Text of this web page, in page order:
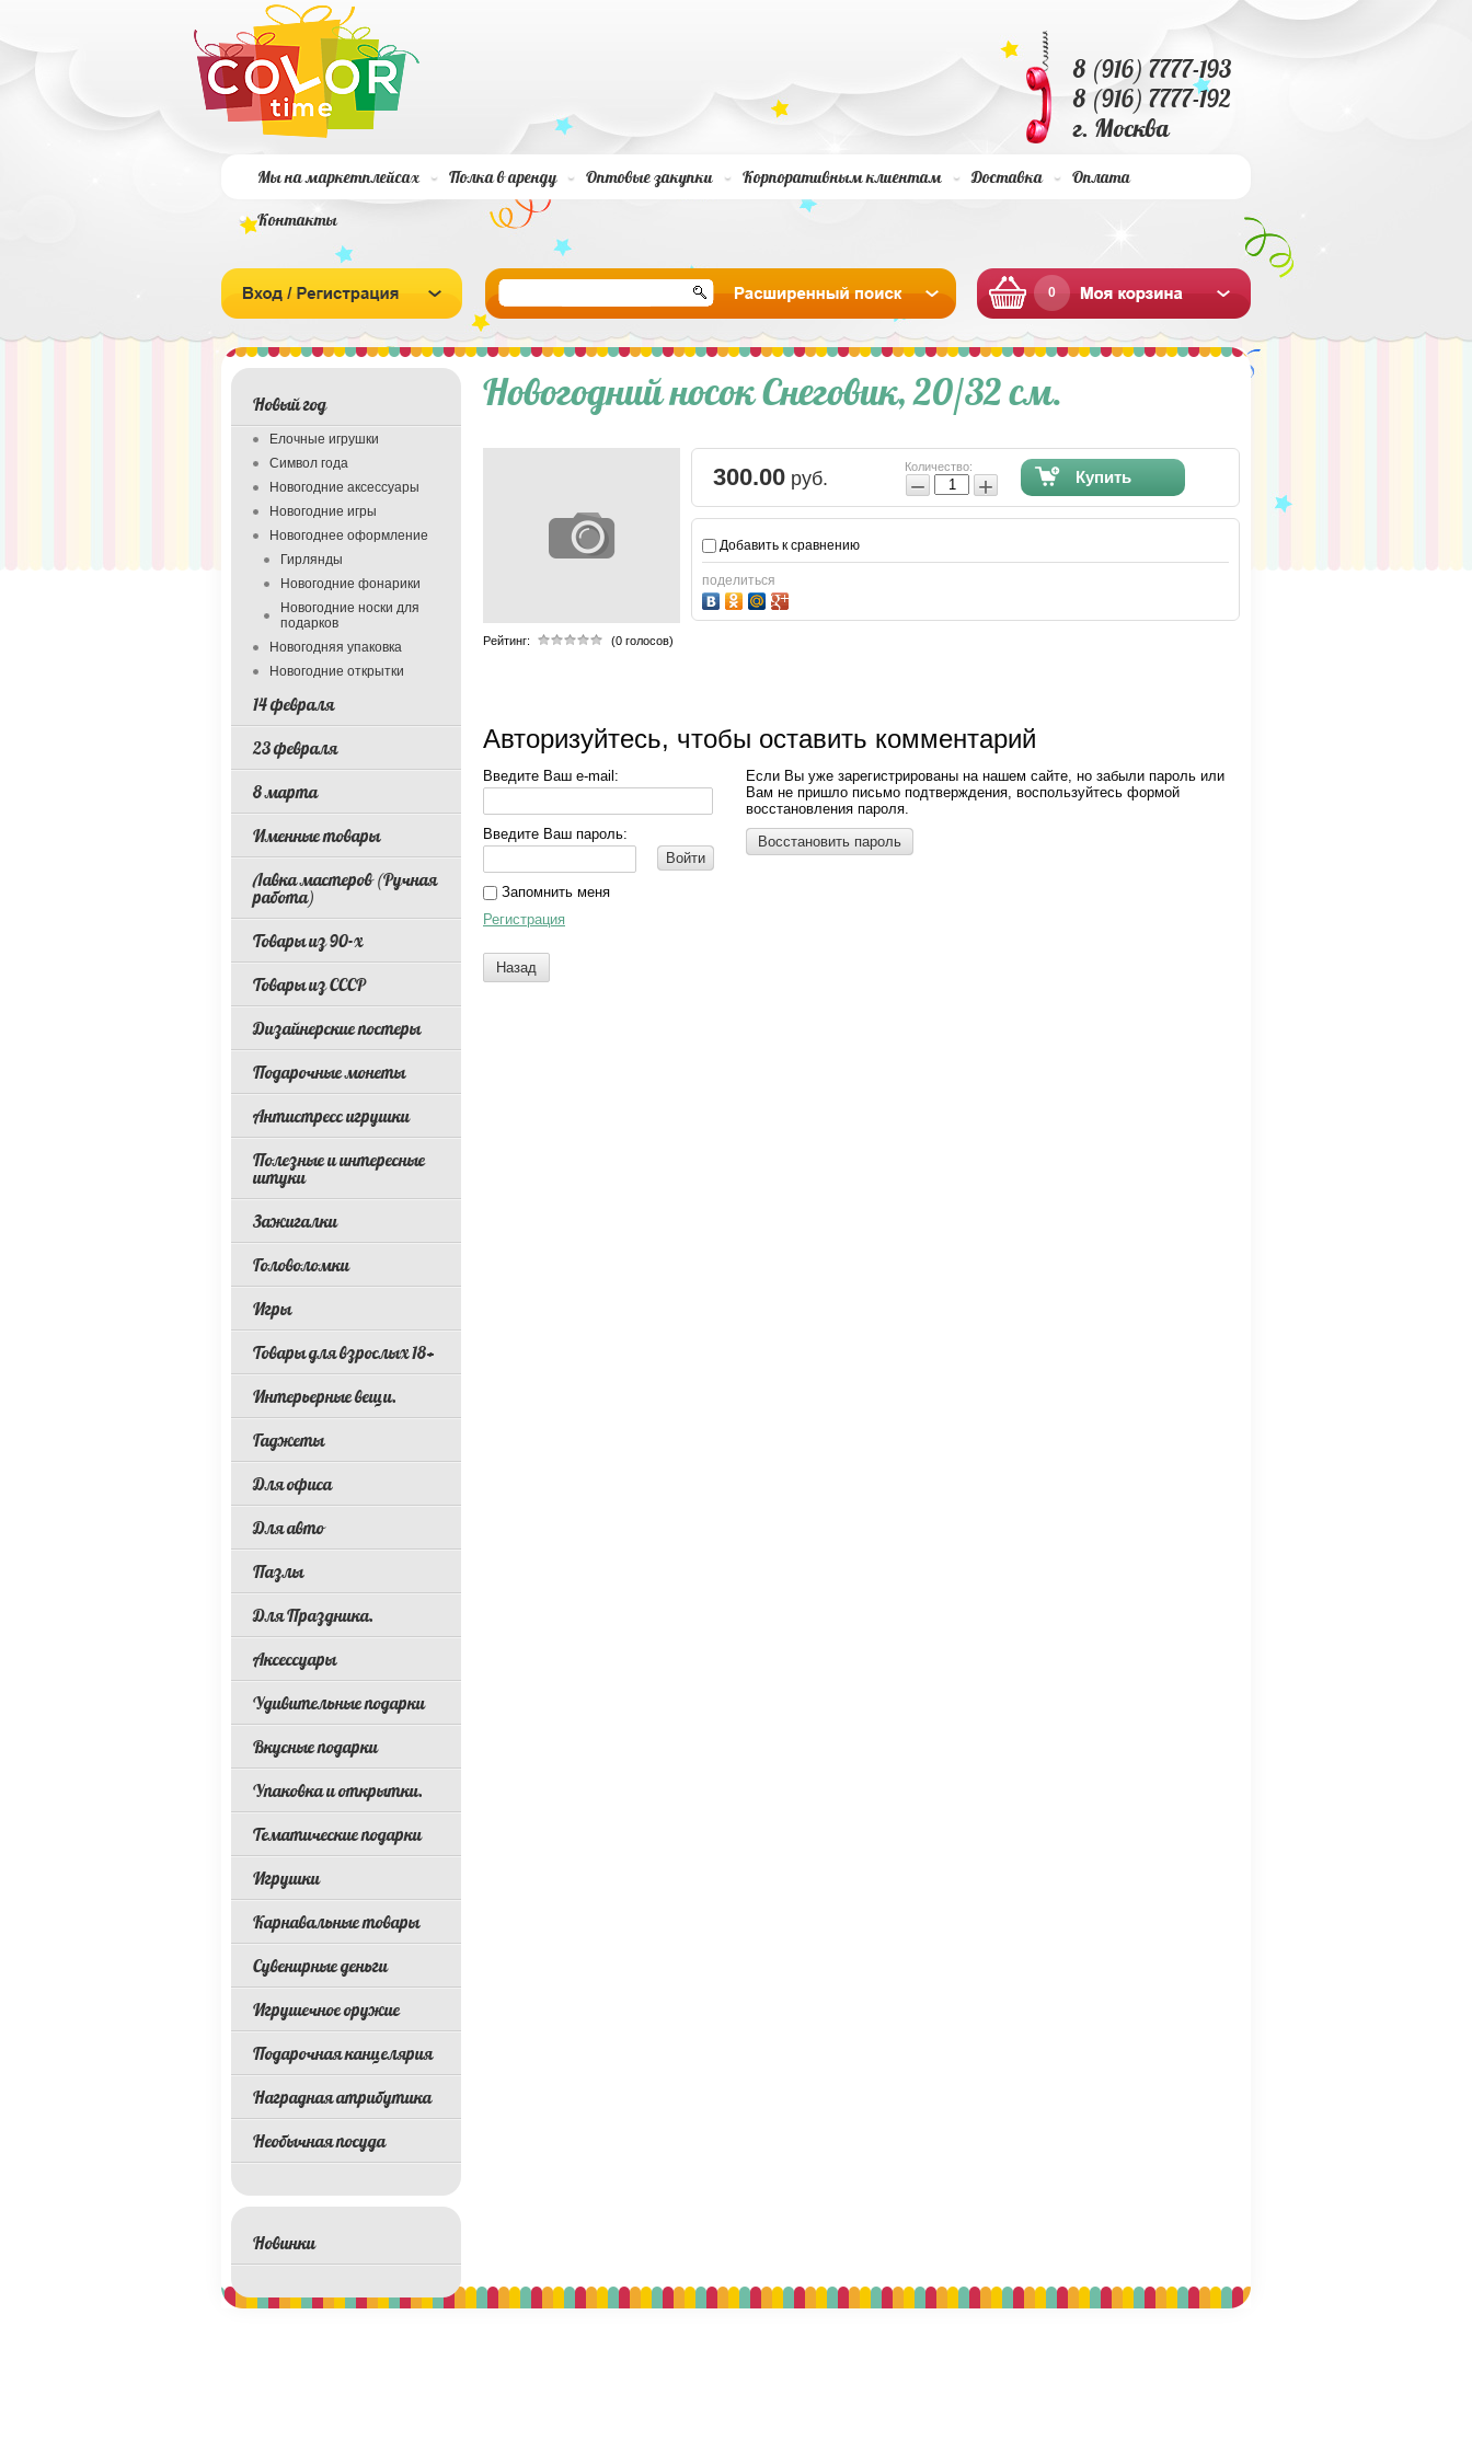
8 (916) 7777-193
8 (916) 7777-192
г. Москва
Мы на маркетплейсах Полка в аренду Оптовые закупки Корпоративным клиентам Доставка Оплата
Контакты
0
Новогодний носок Снеговик, 20/32 см.
Рейтинг: (0 голосов)
300.00 руб.
Количество:
− + Купить
Добавить к сравнению
поделиться
Авторизуйтесь, чтобы оставить комментарий
Введите Ваш e-mail:
Введите Ваш пароль:
Войти
Запомнить меня
Регистрация
Если Вы уже зарегистрированы на нашем сайте, но забыли пароль или
Вам не пришло письмо подтверждения, воспользуйтесь формой
восстановления пароля.
Восстановить пароль
Назад
Новый год
Елочные игрушки
Символ года
Новогодние аксессуары
Новогодние игры
Новогоднее оформление
Гирлянды
Новогодние фонарики
Новогодние носки для
подарков
Новогодняя упаковка
Новогодние открытки
14 февраля
23 февраля
8 марта
Именные товары
Лавка мастеров (Ручная
работа)
Товары из 90-х
Товары из СССР
Дизайнерские постеры
Подарочные монеты
Антистресс игрушки
Полезные и интересные
штуки
Зажигалки
Головоломки
Игры
Товары для взрослых 18+
Интерьерные вещи.
Гаджеты
Для офиса
Для авто
Пазлы
Для Праздника.
Аксессуары
Удивительные подарки
Вкусные подарки
Упаковка и открытки.
Тематические подарки
Игрушки
Карнавальные товары
Сувенирные деньги
Игрушечное оружие
Подарочная канцелярия
Наградная атрибутика
Необычная посуда
Новинки